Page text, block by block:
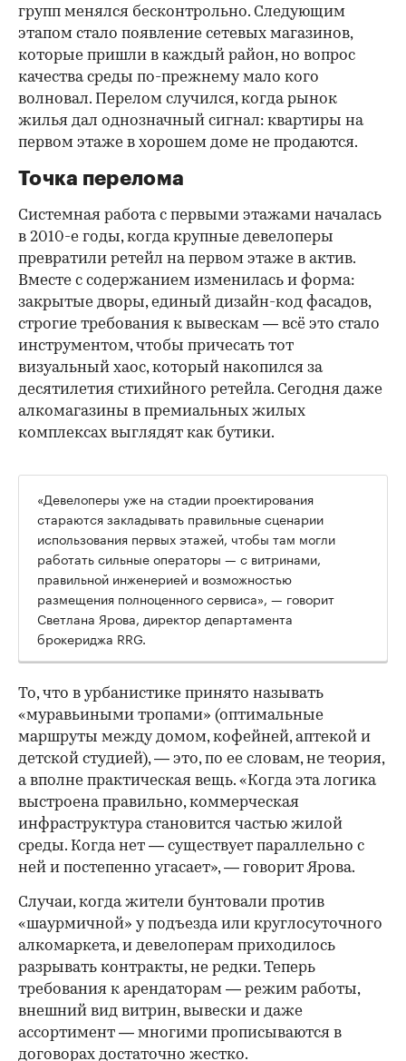
групп менялся бесконтрольно. Следующим
этапом стало появление сетевых магазинов,
которые пришли в каждый район, но вопрос
качества среды по-прежнему мало кого
волновал. Перелом случился, когда рынок
жилья дал однозначный сигнал: квартиры на
первом этаже в хорошем доме не продаются.
Точка перелома
Системная работа с первыми этажами началась
в 2010-е годы, когда крупные девелоперы
превратили ретейл на первом этаже в актив.
Вместе с содержанием изменилась и форма:
закрытые дворы, единый дизайн-код фасадов,
строгие требования к вывескам — всё это стало
инструментом, чтобы причесать тот
визуальный хаос, который накопился за
десятилетия стихийного ретейла. Сегодня даже
алкомагазины в премиальных жилых
комплексах выглядят как бутики.
00:00
«Девелоперы уже на стадии проектирования
стараются закладывать правильные сценарии
использования первых этажей, чтобы там могли
работать сильные операторы — с витринами,
правильной инженерией и возможностью
размещения полноценного сервиса», — говорит
Светлана Ярова, директор департамента
брокериджа RRG.
То, что в урбанистике принято называть
«муравьиными тропами» (оптимальные
маршруты между домом, кофейней, аптекой и
детской студией), — это, по ее словам, не теория,
а вполне практическая вещь. «Когда эта логика
выстроена правильно, коммерческая
инфраструктура становится частью жилой
среды. Когда нет — существует параллельно с
ней и постепенно угасает», — говорит Ярова.
Случаи, когда жители бунтовали против
«шаурмичной» у подъезда или круглосуточного
алкомаркета, и девелоперам приходилось
разрывать контракты, не редки. Теперь
требования к арендаторам — режим работы,
внешний вид витрин, вывески и даже
ассортимент — многими прописываются в
договорах достаточно жестко.